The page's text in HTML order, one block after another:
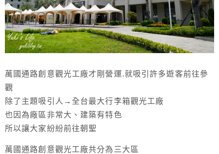
萬國通路創意觀光工廠才剛營運.就吸引許多遊客前往參
觀
除了主題吸引人→全台最大行李箱觀光工廠
也因為廠區非常大、建築有特色
所以讓大家紛紛前往朝聖
萬國通路創意觀光工廠共分為三大區